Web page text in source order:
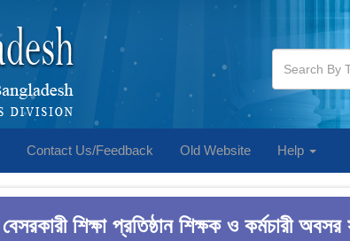
Contact Us/Feedback Old Website Help
বেসরকারী শিক্ষা প্রতিষ্ঠান শিক্ষক ও কর্মচারী